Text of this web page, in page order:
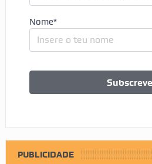
Nome*
PUBLICIDADE